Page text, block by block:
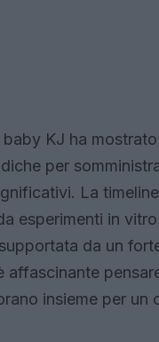
KJ ha
per
La
esperimenti in
da un
affascinante
insieme per un